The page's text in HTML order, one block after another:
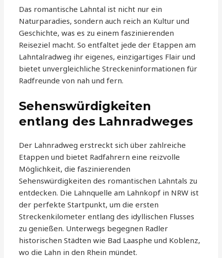
Das romantische Lahntal ist nicht nur ein
Naturparadies, sondern auch reich an Kultur und
Geschichte, was es zu einem faszinierenden
Reiseziel macht. So entfaltet jede der Etappen am
Lahntalradweg ihr eigenes, einzigartiges Flair und
bietet unvergleichliche Streckeninformationen für
Radfreunde von nah und fern.
Sehenswürdigkeiten
entlang des Lahnradweges
Der Lahnradweg erstreckt sich über zahlreiche
Etappen und bietet Radfahrern eine reizvolle
Möglichkeit, die faszinierenden
Sehenswürdigkeiten des romantischen Lahntals zu
entdecken. Die Lahnquelle am Lahnkopf in NRW ist
der perfekte Startpunkt, um die ersten
Streckenkilometer entlang des idyllischen Flusses
zu genießen. Unterwegs begegnen Radler
historischen Städten wie Bad Laasphe und Koblenz,
wo die Lahn in den Rhein mündet.